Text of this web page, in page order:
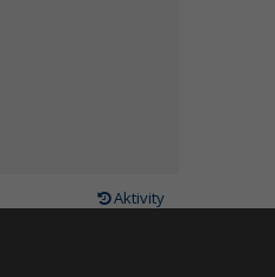
Aktivity